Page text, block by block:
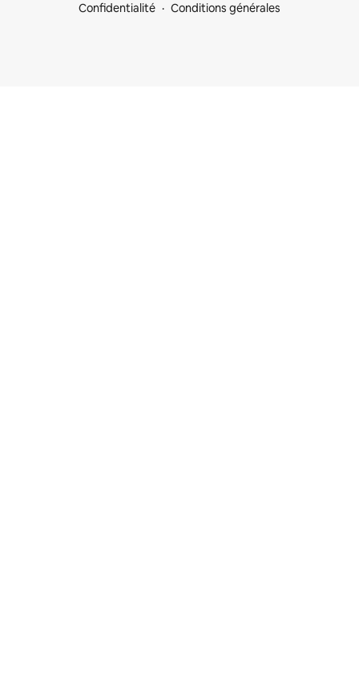
Confidentialité
Conditions générales